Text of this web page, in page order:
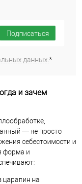
Подписаться
данных.*
и зачем
— не просто
себестоимости и
форма и
царапин на